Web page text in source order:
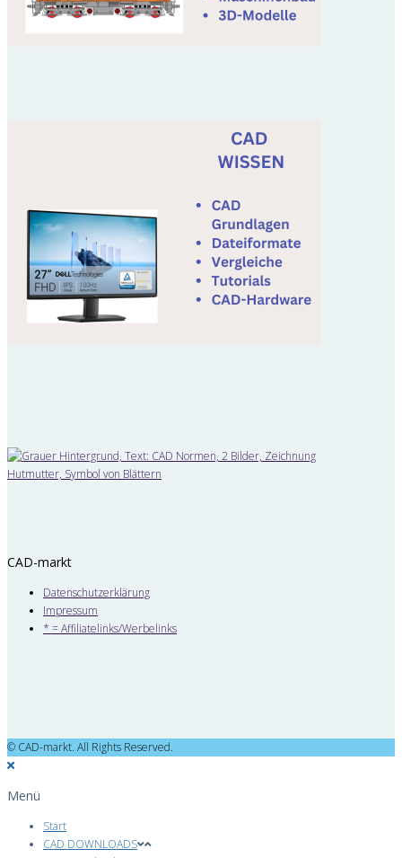
CAD-markt
Datenschutzerklärung
Impressum
* = Affiliatelinks/Werbelinks
© CAD-markt. All Rights Reserved.
Menü
Start
CAD DOWNLOADS